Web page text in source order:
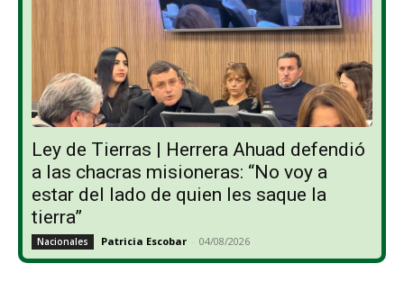
Ley de Tierras | Herrera Ahuad defendió
a las chacras misioneras: “No voy a
estar del lado de quien les saque la
tierra”
Nacionales Patricia Escobar - 04/08/2026